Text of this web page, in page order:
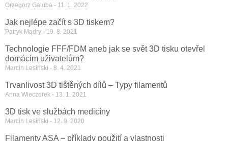
Grzegorz Galuba 11. 1. 2022
Jak nejlépe začít s 3D tiskem?
Patryk Mądry 19. 8. 2021
Technologie FFF/FDM aneb jak se svět 3D tisku otevřel
domácím uživatelům?
Marcin Lesiński 8. 4. 2021
Trvanlivost 3D tištěných dílů – Typy filamentů
Anna Wieczorek 13. 1. 2021
3D tisk ve službách medicíny
Marcin Lesiński 12. 9. 2020
Filamenty ASA – příklady použití a vlastnosti